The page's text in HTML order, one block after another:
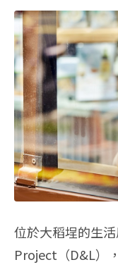
位於大稻埕的生
Project（D&L）